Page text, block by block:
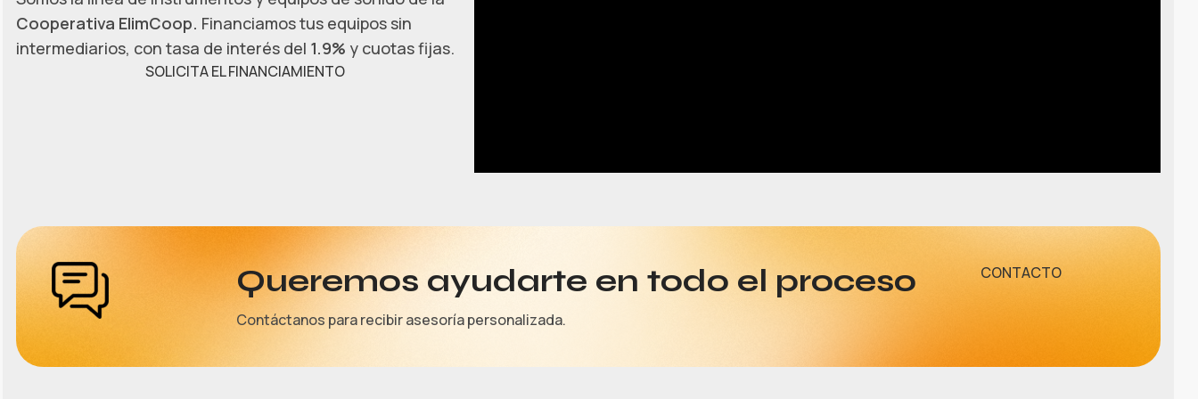
Cooperativa ElimCoop. Financiamos tus equipos sin
intermediarios, con tasa de interés del 1.9% y cuotas fijas.
SOLICITA EL FINANCIAMIENTO
Queremos ayudarte en todo el proceso
Contáctanos para recibir asesoría personalizada.
CONTACTO